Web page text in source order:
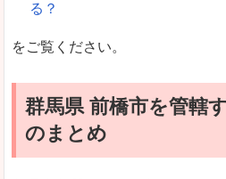
る？
をご覧ください。
群馬県 前橋市を管轄
のまとめ